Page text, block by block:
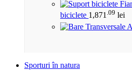
biciclete 1,871 .09 lei
Sporturi în natura